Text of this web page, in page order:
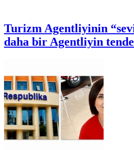
Turizm Agentliyinin
daha bir Agentliyin